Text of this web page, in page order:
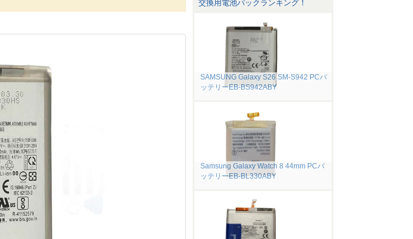
交換用電池パックランキング！
SAMSUNG Galaxy S26 SM-S942 PCバ
ッテリーEB-BS942ABY
Samsung Galaxy Watch 8 44mm PCバ
ッテリーEB-BL330ABY